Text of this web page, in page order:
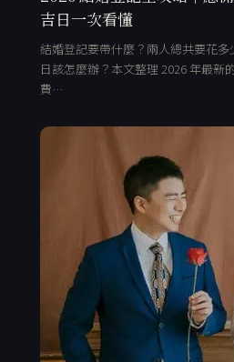
吉日一次看懂
結婚登記要帶什麼？兩人總共要花
日該怎麼辦？本文整理 2026 年最新
費…